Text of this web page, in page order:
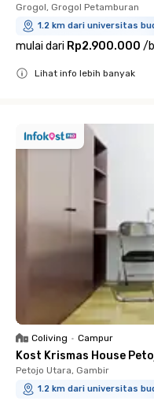
Grogol, Grogol Petamburan
1.2 km dari universitas
mulai dari Rp2.900.000 /
Lihat info lebih banyak
Coliving • Campur
Kost Krismas House
Petojo Utara, Gambir
1.2 km dari universitas